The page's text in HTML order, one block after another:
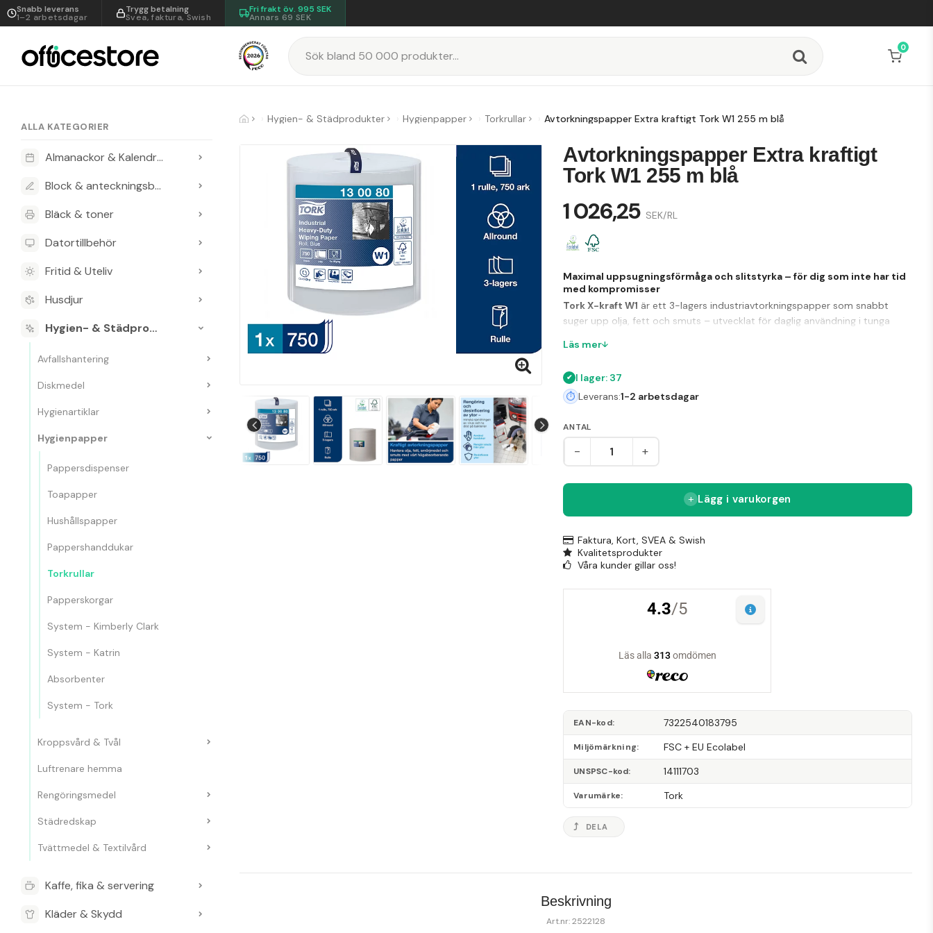
Snabb leverans
1–2 arbetsdagar
Trygg betalning
Svea, faktura, Swish
Fri frakt öv. 995 SEK
Annars 69 SEK
0
ALLA KATEGORIER
Almanackor & Kalendrar
Block & anteckningsböcker
Bläck & toner
Datortillbehör
Fritid & Uteliv
Husdjur
Hygien- & Städprodukter
Avfallshantering
Diskmedel
Hygienartiklar
Hygienpapper
Pappersdispenser
Toapapper
Hushållspapper
Pappershanddukar
Torkrullar
Papperskorgar
System - Kimberly Clark
System - Katrin
Absorbenter
System - Tork
Kroppsvård & Tvål
Luftrenare hemma
Rengöringsmedel
Städredskap
Tvättmedel & Textilvård
Kaffe, fika & servering
Kläder & Skydd
Hygien- & Städprodukter Hygienpapper Torkrullar Avtorkningspapper Extra kraftigt Tork W1 255 m blå
Avtorkningspapper Extra kraftigt
Tork W1 255 m blå
1 026,25 SEK/RL
Maximal uppsugningsförmåga och slitstyrka – för dig som inte har tid
med kompromisser
Tork X-kraft W1 är ett 3-lagers industriavtorkningspapper som snabbt
suger upp olja, fett och smuts – utvecklat för daglig användning i tunga
Läs mer
I lager: 37
Leverans:1-2 arbetsdagar
ANTAL
- +
Lägg i varukorgen
Faktura, Kort, SVEA & Swish
Kvalitetsprodukter
Våra kunder gillar oss!
EAN-kod 7322540183795
Miljömärkning FSC + EU Ecolabel
UNSPSC-kod 14111703
Varumärke Tork
DELA
Beskrivning
Art.nr: 2522128